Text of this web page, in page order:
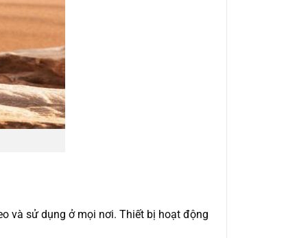
và sử dụng ở mọi nơi. Thiết bị hoạt động